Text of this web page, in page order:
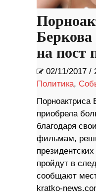
Беркова
на пост
02/11/2017 /
Политика,
Порноактриса
приобрела
благодаря
фильмам,
пройдут в
сообщают
kratko-